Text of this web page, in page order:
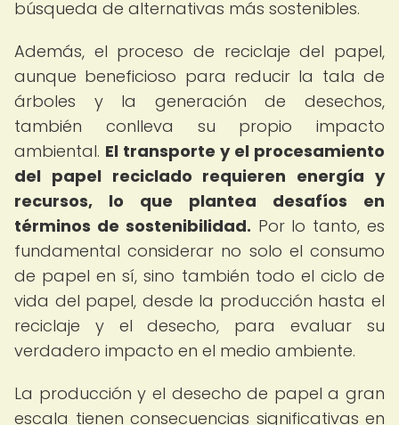
búsqueda de alternativas más sostenibles.
Además, el proceso de reciclaje del papel,
aunque beneficioso para reducir la tala de
árboles y la generación de desechos,
también conlleva su propio impacto
ambiental. El transporte y el procesamiento
del papel reciclado requieren energía y
recursos, lo que plantea desafíos en
términos de sostenibilidad. Por lo tanto, es
fundamental considerar no solo el consumo
de papel en sí, sino también todo el ciclo de
vida del papel, desde la producción hasta el
reciclaje y el desecho, para evaluar su
verdadero impacto en el medio ambiente.
La producción y el desecho de papel a gran
escala tienen consecuencias significativas en